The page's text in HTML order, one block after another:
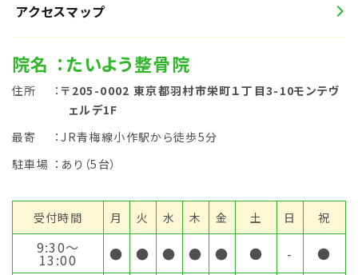
アクセスマップ
院名 ：たいよう整骨院
住所 ： 〒205-0002 東京都羽村市栄町１丁目3-10モンテヴ
ェルデ1F
最寄
：JR青梅線小作駅から徒歩5分
駐車場 ：あり（5台）
受付時間 月 火 水 木 金 土 日 祝
9:30〜
13:00 ● ● ● ● ● ● - ●